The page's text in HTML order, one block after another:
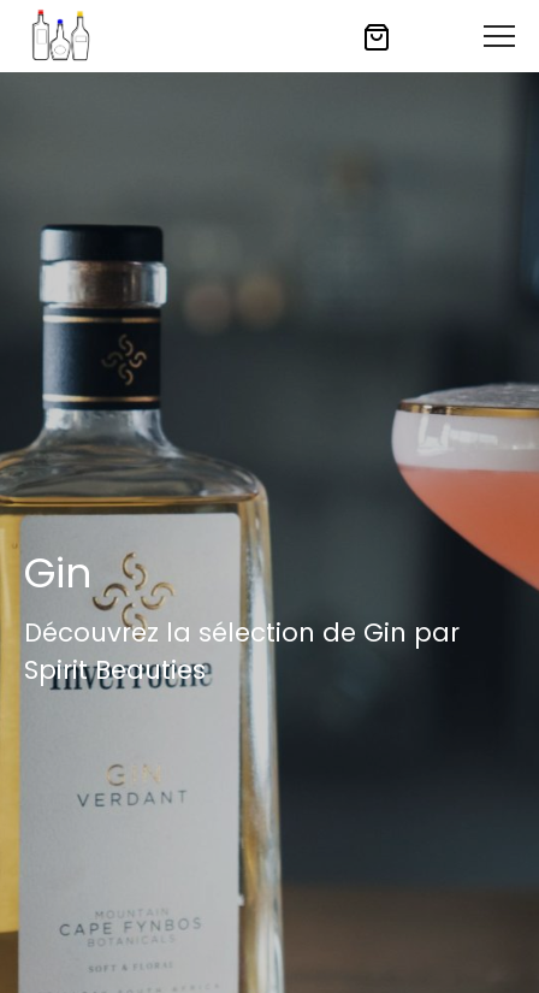
Gin
Découvrez la sélection de Gin par
Spirit Beauties